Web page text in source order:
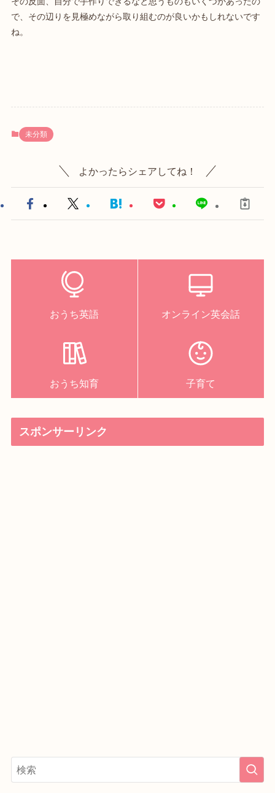
で、その辺りを見極めながら取り組むのが良いかもしれないです
ね。
未分類
よかったらシェアしてね！
おうち英語 オンライン英会話
おうち知育 子育て
スポンサーリンク